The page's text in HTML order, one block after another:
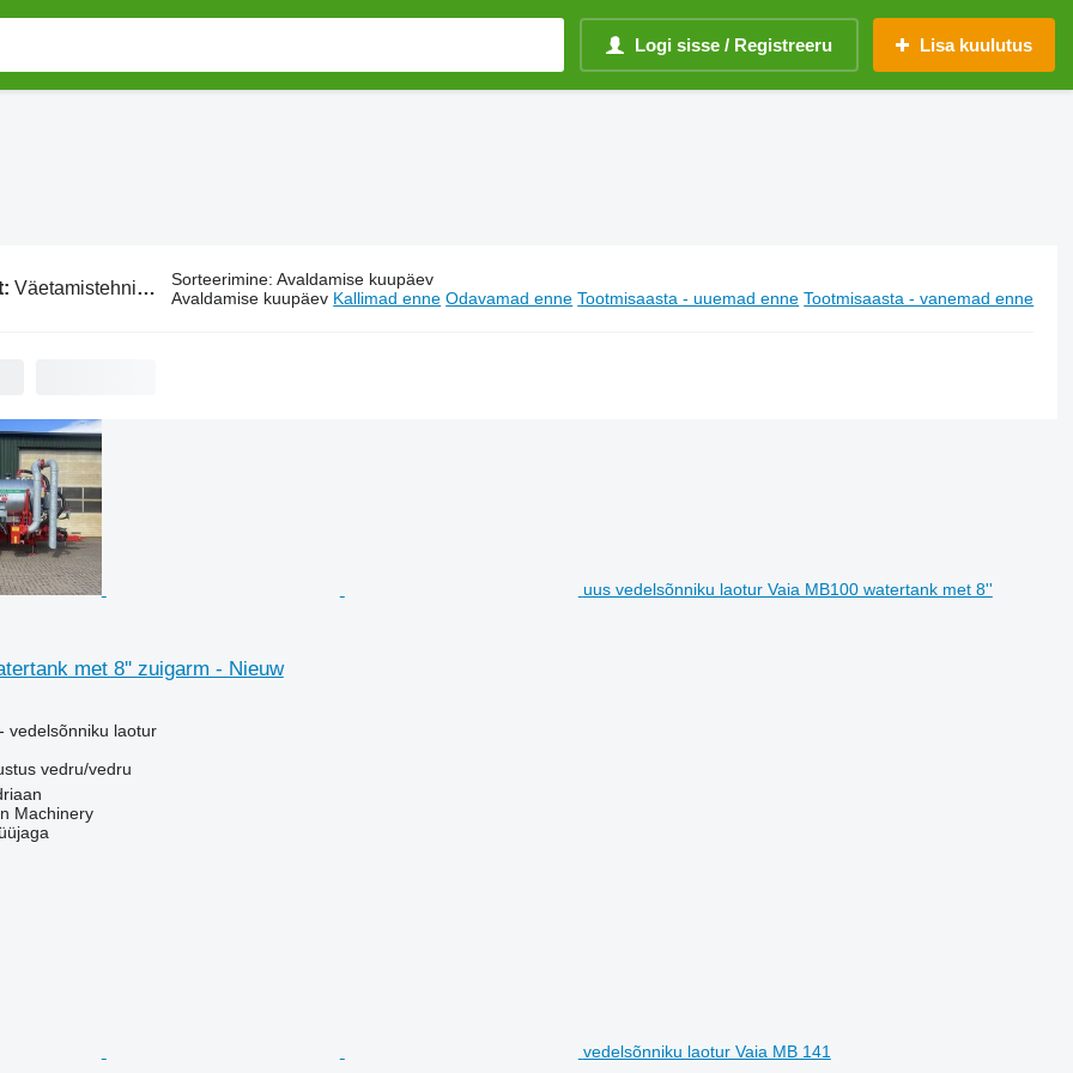
Logi sisse / Registreeru Lisa kuulutus
Väetamistehnika Vaia Sorteerimine: Avaldamise kuupäev
Avaldamise kuupäev Kallimad enne Odavamad enne Tootmisaasta - uuemad enne Tootmisaasta - vanemad enne
uus vedelsõnniku laotur Vaia MB100 watertank met 8''
met 8'' zuigarm - Nieuw
vedelsõnniku laotur
vedru/vedru
Machinery
vedelsõnniku laotur Vaia MB 141